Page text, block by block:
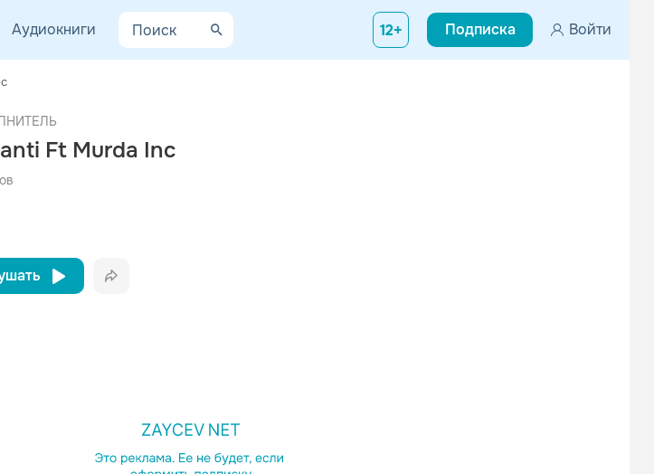
Аудиокниги 12+ Подписка Войти
Ft Murda Inc
Копировать ссылку
Ashanti Douglas появилась на свет в 1980 году в далеко не престижном районе — Glen
с правообладателем.